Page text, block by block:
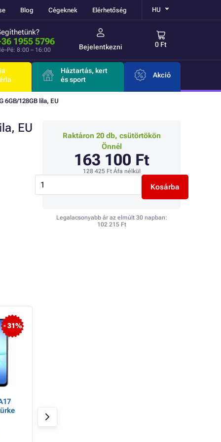
Blog Cégeknek Elérhetőség HU
1955 5796
8:00 – 16:00 Bejelentkezni 0 Ft
Háztartás, kert
és sport
Akció
6GB/128GB lila, EU
EU
Raktáron 20 db, csütörtökön
Önnél
163 100 Ft
128 425 FtÁfa nélkül
Kosárba
Legalacsonyabb ár az elmúlt 30 napban:
102 215 Ft
- 31%
Ultramarin